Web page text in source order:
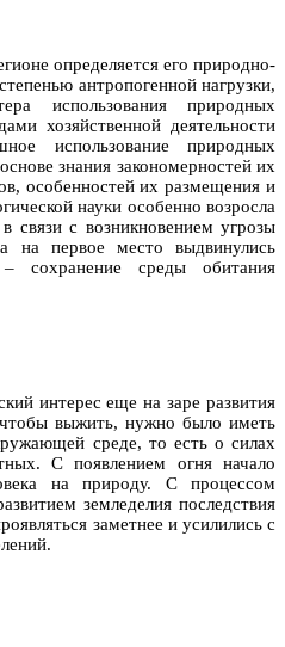
определяется его природно-
антропогенной нагрузки,
использования природных
хозяйственной деятельности
использование природных
знания закономерностей их
особенностей их размещения и
науки особенно возросла
связи с возникновением угрозы
на первое место выдвинулись
сохранение среды обитания
интерес еще на заре развития
чтобы выжить, нужно было иметь
среде, то есть о силах
С появлением огня начало
на природу. С процессом
земледелия последствия
заметнее и усилились с